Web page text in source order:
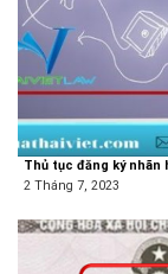
Thủ tục đăng ký nhãn
2 Tháng 7, 2023